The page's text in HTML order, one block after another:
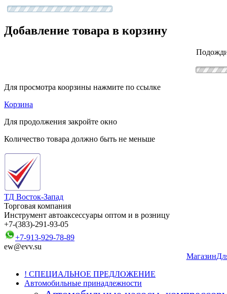
Добавление товара в корзину
Для просмотра коорзины нажмите по ссылке
Корзина
Для продолжения закройте окно
Количество товара должно быть не меньше
ТД Восток-Запад
Торговая компания
Инструмент автоаксессуары оптом и в розницу
+7-(383)-291-93-05
+7-913-929-78-89
ew@evv.su
Магазин
! СПЕЦИАЛЬНОЕ ПРЕДЛОЖЕНИЕ
Автомобильные принадлежности